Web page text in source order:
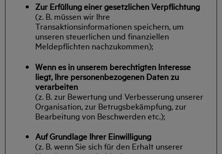
Zur Erfüllung einer gesetzlichen Verpflichtung
(z. B. müssen wir Ihre
Transaktionsinformationen speichern, um
unseren steuerlichen und finanziellen
Meldepflichten nachzukommen);
Wenn es in unserem berechtigten Interesse
liegt, Ihre personenbezogenen Daten zu
verarbeiten
(z. B. zur Bewertung und Verbesserung unserer
Organisation, zur Betrugsbekämpfung, zur
Bearbeitung von Beschwerden etc.);
Auf Grundlage Ihrer Einwilligung
(z. B. wenn Sie sich für den Erhalt unserer